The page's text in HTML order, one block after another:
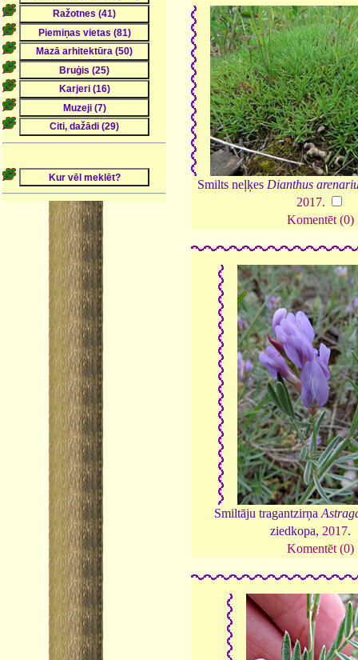
Smilts neļķes Dianthus
2017.
Komentēt (0)
Smiltāju tragantzirņa
ziedkopa, 2017.
Komentēt (0)